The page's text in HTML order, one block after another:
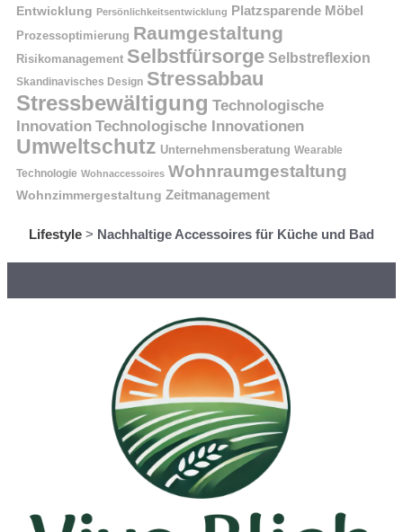
Entwicklung Persönlichkeitsentwicklung Platzsparende Möbel
Prozessoptimierung Raumgestaltung
Risikomanagement Selbstfürsorge Selbstreflexion
Skandinavisches Design Stressabbau
Stressbewältigung Technologische
Innovation Technologische Innovationen
Umweltschutz Unternehmensberatung Wearable
Technologie Wohnaccessoires Wohnraumgestaltung
Wohnzimmergestaltung Zeitmanagement
Lifestyle > Nachhaltige Accessoires für Küche und Bad